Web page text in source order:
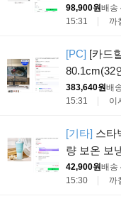
98,900원배송
15:31
까
[PC] [카드
80.1cm(32
383,640원배
15:31
이
[기타] 스타
량 보온 보
42,900원배송
15:30
까